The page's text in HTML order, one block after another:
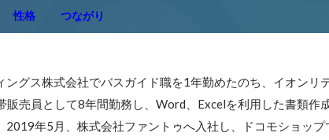
性格 つながり
グス株式会社でバスガイド職を1年勤めたのち、イオンリ
販売員として8年間勤務し、Word、Excelを利用した書類作
2019年5月、株式会社ファントゥへ入社し、ドコモショップ